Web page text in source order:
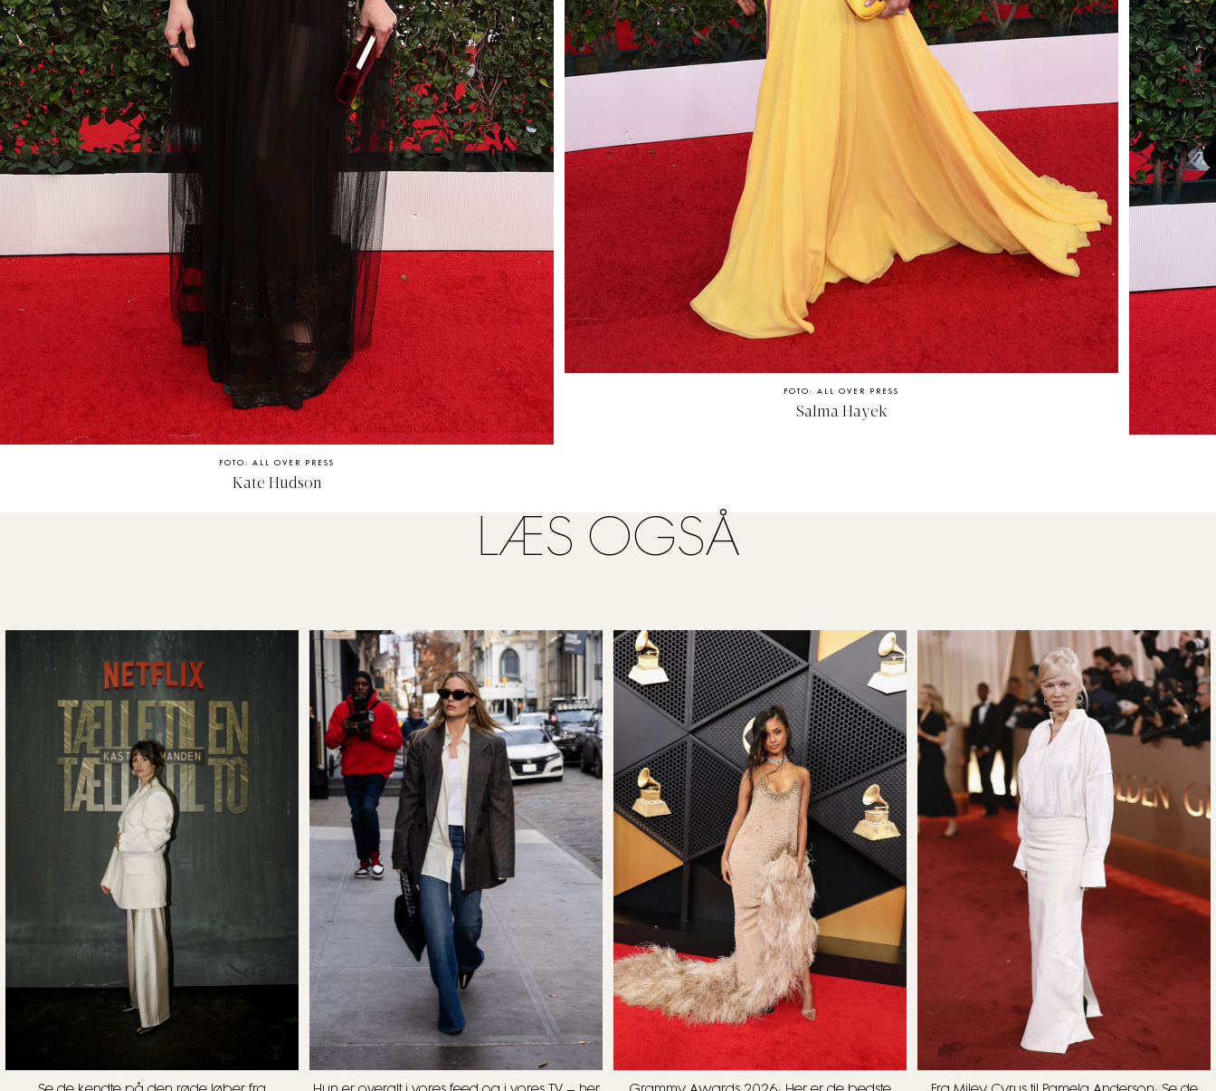
FOTO: ALL OVER PRESS
Kate Hudson
FOTO: ALL OVER PRESS
Salma Hayek
LÆS OGSÅ